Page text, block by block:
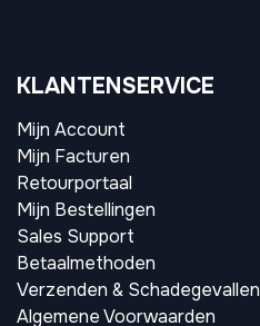
KLANTENSERVICE
Mijn Account
Mijn Facturen
Retourportaal
Mijn Bestellingen
Sales Support
Betaalmethoden
Verzenden & Schadegevallen
Algemene Voorwaarden